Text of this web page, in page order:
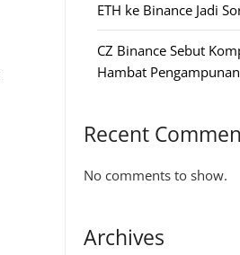
ETH ke Binance Jadi
CZ Binance Sebut
Hambat
Recent
No comments to show.
Archives